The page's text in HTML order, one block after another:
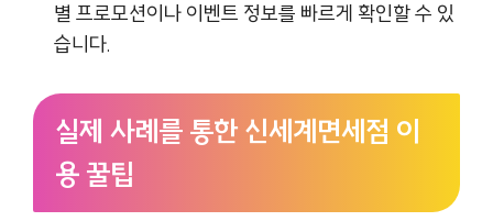
별 프로모션이나 이벤트 정보를 빠르게 확인할 수 있
습니다.
실제 사례를 통한 신세계면세점 이
용 꿀팁